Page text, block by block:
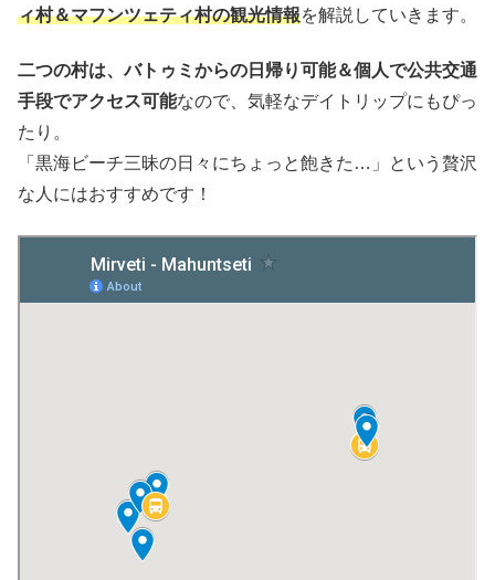
ィ村＆マフンツェティ村の観光情報を解説していきます。
二つの村は、バトゥミからの日帰り可能＆個人で公共交通
手段でアクセス可能なので、気軽なデイトリップにもぴっ
たり。
「黒海ビーチ三昧の日々にちょっと飽きた…」という贅沢
な人にはおすすめです！